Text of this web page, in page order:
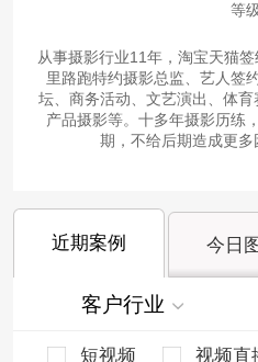
等
从事摄影行业11年，淘宝天猫
里路跑特约摄影总监、艺人签
坛、商务活动、文艺演出、体育
产品摄影等。十多年摄影历练
期，不给后期造成更多
近期案例 今日
客户行业
短视频 视频直